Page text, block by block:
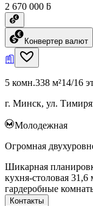
2 670 000 ƃ
Конвертер валют
5 комн.338 м²14/16
г. Минск, ул.
Молодежная
Огромная
Шикарная
кухня-столовая
гардеробные
Контакты